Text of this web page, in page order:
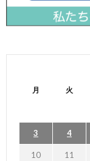
月 火
3 4
10 11